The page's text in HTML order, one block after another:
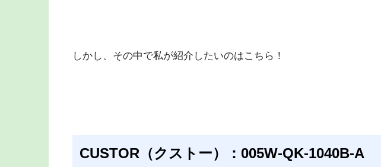
しかし、その中で私が紹介したいのはこちら！
CUSTOR（クストー）：005W‐QK‐1040B‐A